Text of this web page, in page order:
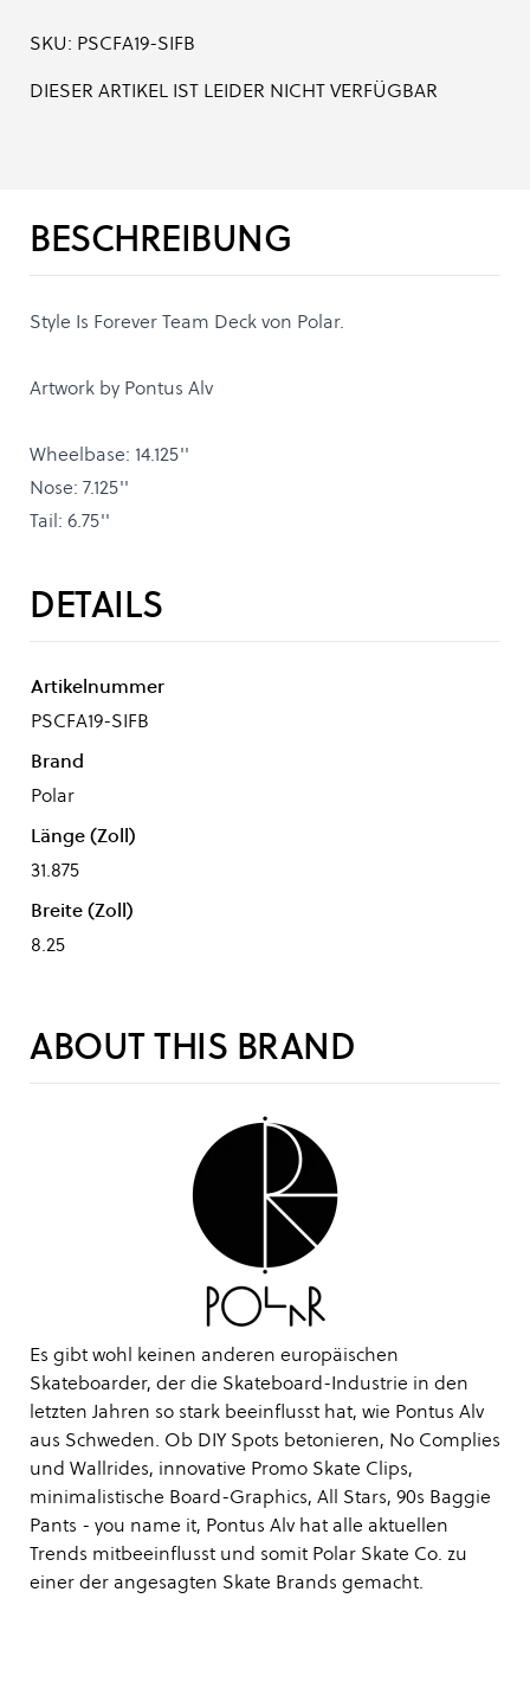
SKU: PSCFA19-SIFB
DIESER ARTIKEL IST LEIDER NICHT VERFÜGBAR
BESCHREIBUNG
Style Is Forever Team Deck von Polar.
Artwork by Pontus Alv
Wheelbase: 14.125''
Nose: 7.125''
Tail: 6.75''
DETAILS
Artikelnummer
PSCFA19-SIFB
Brand
Polar
Länge (Zoll)
31.875
Breite (Zoll)
8.25
ABOUT THIS BRAND
Es gibt wohl keinen anderen europäischen
Skateboarder, der die Skateboard-Industrie in den
letzten Jahren so stark beeinflusst hat, wie Pontus Alv
aus Schweden. Ob DIY Spots betonieren, No Complies
und Wallrides, innovative Promo Skate Clips,
minimalistische Board-Graphics, All Stars, 90s Baggie
Pants - you name it, Pontus Alv hat alle aktuellen
Trends mitbeeinflusst und somit Polar Skate Co. zu
einer der angesagten Skate Brands gemacht.